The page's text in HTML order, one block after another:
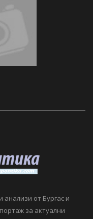
от Бургас и
за актуални